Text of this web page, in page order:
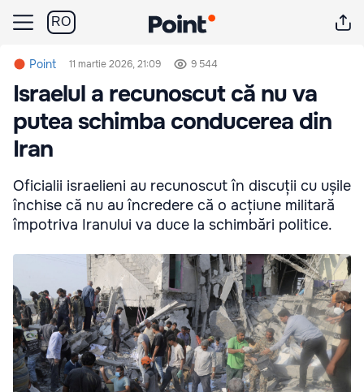
RO
Point 11 martie 2026, 21:09 9 544
Israelul a recunoscut că nu va
putea schimba conducerea din
Iran
Oficialii israelieni au recunoscut în discuții cu ușile
închise că nu au încredere că o acțiune militară
împotriva Iranului va duce la schimbări politice.